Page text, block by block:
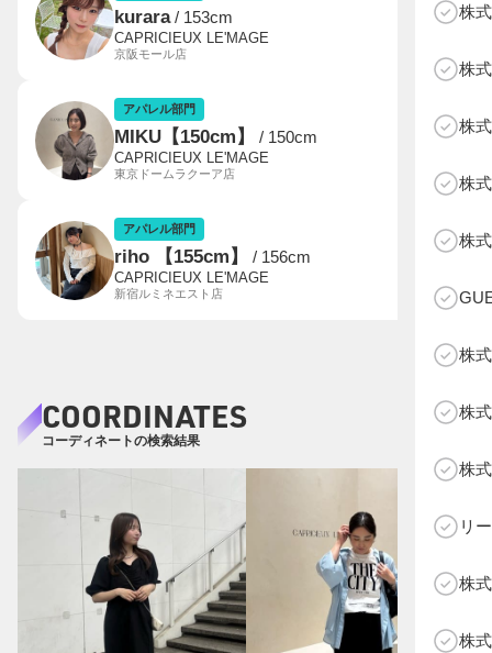
株
株
株
株
株
株
株
株
リ
株
株
kurara/ 153cm
CAPRICIEUX LE'MAGE
京阪モール店
アパレル部門
MIKU【150cm】 / 150cm
CAPRICIEUX LE'MAGE
東京ドームラクーア店
アパレル部門
riho 【155cm】 / 156cm
CAPRICIEUX LE'MAGE
新宿ルミネエスト店
COORDINATES
コーディネートの検索結果